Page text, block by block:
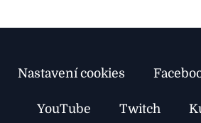
Nastavení cookies
YouTube Twitch